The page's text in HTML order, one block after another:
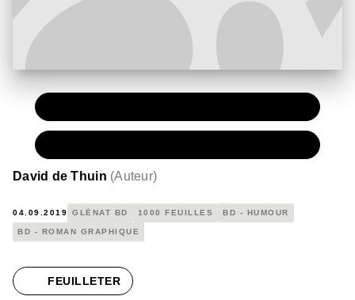
David de Thuin (Auteur)
04.09.2019 GLÉNAT BD 1000 FEUILLES BD - HUMOUR
BD - ROMAN GRAPHIQUE
FEUILLETER